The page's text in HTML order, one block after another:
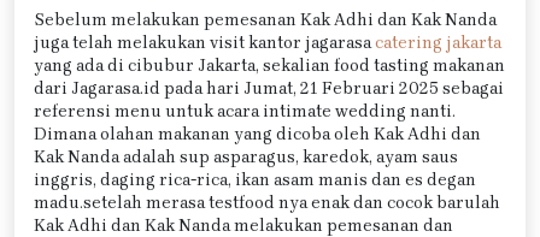
Sebelum melakukan pemesanan Kak Adhi dan Kak Nanda
juga telah melakukan visit kantor jagarasacatering jakarta
yang ada di cibubur Jakarta, sekalian food tasting makanan
dari Jagarasa.id pada hari Jumat, 21 Februari 2025 sebagai
referensi menu untuk acara intimate wedding nanti.
Dimana olahan makanan yang dicoba oleh Kak Adhi dan
Kak Nanda adalah sup asparagus, karedok, ayam saus
inggris, daging rica-rica, ikan asam manis dan es degan
madu.setelah merasa testfood nya enak dan cocok barulah
Kak Adhi dan Kak Nanda melakukan pemesanan dan